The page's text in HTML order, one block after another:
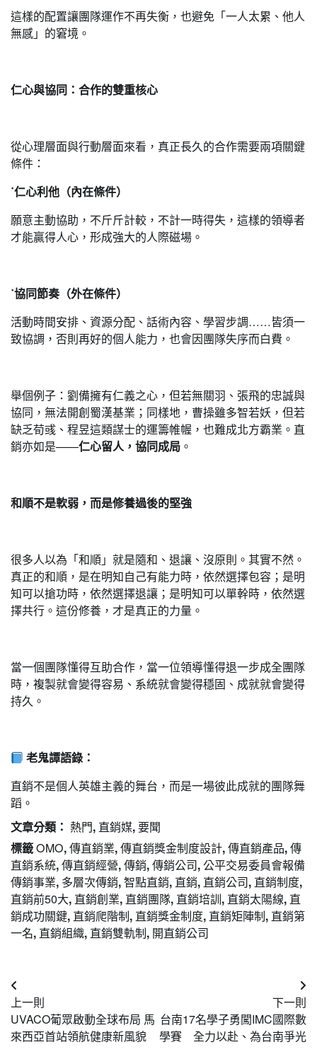
這樣的配置讓團隊運作不再失衡，也避免「一人太累、他人
無感」的窘境。
仁心與協同：合作的雙重核心
從心理層面與行動層面來看，真正長久的合作需要兩項關鍵
條件：
˙仁心利他（內在條件）
願意主動協助，不斤斤計較，不計一時得失，這樣的領導者
才能贏得人心，形成強大的人際磁場。
˙協同節奏（外在條件）
活動時間安排、資源分配、話術內容、學習步調……皆須一
致協調，否則再好的個人能力，也會因團隊失序而白費。
舉個例子：劉備擁有仁義之心，但若無關羽、張飛的忠誠與
協同，無法開創蜀漢基業；同樣地，曹操雖多智若妖，但若
缺乏荀彧、程昱這類謀士的運籌帷幄，也難成北方霸業。直
銷亦如是——仁心留人，協同成局 。
和順不是軟弱，而是修養過後的堅強
很多人以為「和順」就是隨和、退讓、沒原則。其實不然。
真正的和順，是在明知自己有能力時，依然選擇包容；是明
知可以搶功時，依然選擇退讓；是明知可以單幹時，依然選
擇共行。這份修養，才是真正的力量。
當一個團隊懂得互助合作，當一位領導懂得退一步成全團隊
時，複製就會變得容易、系統就會變得穩固、成就就會變得
持久。
老鬼譚語錄：
直銷不是個人英雄主義的舞台，而是一場彼此成就的團隊舞
蹈。
文章分類： 熱門, 直銷媒,要聞
標籤OMO,傳直銷業,傳直銷獎金制度設計,傳直銷產品,傳
直銷系統,傳直銷經營,傳銷,傳銷公司,公平交易委員會報備
傳銷事業, 多層次傳銷,智點直銷, 直銷, 直銷公司, 直銷制度,
直銷前50大, 直銷創業, 直銷團隊, 直銷培訓, 直銷太陽線, 直
銷成功關鍵, 直銷爬階制, 直銷獎金制度, 直銷矩陣制, 直銷第
一名, 直銷組織, 直銷雙軌制, 開直銷公司
文
章
導
上一則
UVACO葡眾啟動全球布局 馬
來西亞首站領航健康新風貌
下一則
台南17名學子勇闖IMC國際數
學賽 全力以赴、為台南爭光